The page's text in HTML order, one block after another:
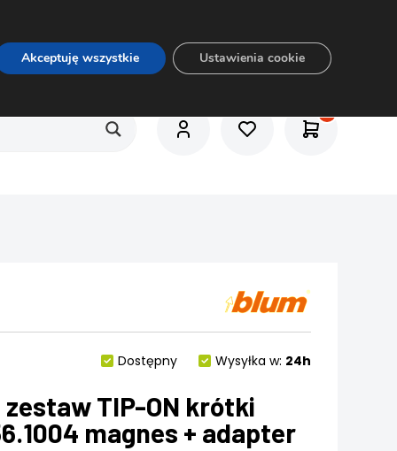
Dostępny Wysyłka w: 24h
zestaw TIP-ON krótki
magnes + adapter
Akceptuję wszystkie Ustawienia cookie